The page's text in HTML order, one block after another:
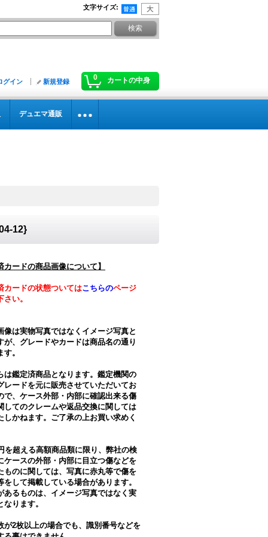
文字サイズ:
0 カートの中身
グイン 新規登録
デュエマ通販
12}
カードの商品画像について】
カードの状態ついてはこちらのページ
い。
像は実物写真ではなくイメージ写真と
が、グレードやカードは商品名の通り
。
は鑑定済商品となります。鑑定機関の
レードを元に販売させていただいてお
で、ケース外部・内部に確認出来る傷
してのクレームや返品交換に関しては
しかねます。ご了承の上お買い求めく
を超える高額商品類に限り、弊社の検
ケースの外部・内部に目立つ傷などを
ものに関しては、写真に赤丸等で傷を
をして掲載している場合があります。
あるものは、イメージ写真ではなく実
なります。
が2枚以上の場合でも、識別番号などを